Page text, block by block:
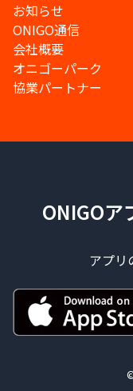
お知らせ
ONIGO通信
会社概要
オニゴーパーク
協業パートナー
ONIGOア
アプリ